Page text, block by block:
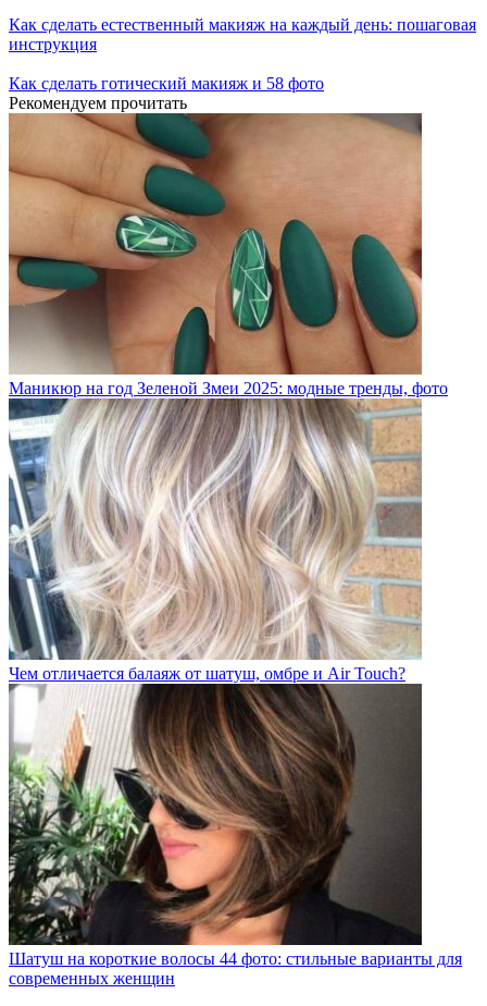
Как сделать естественный макияж на каждый день: пошаговая
инструкция
Как сделать готический макияж и 58 фото
Рекомендуем прочитать
Маникюр на год Зеленой Змеи 2025: модные тренды, фото
Чем отличается балаяж от шатуш, омбре и Air Touch?
Шатуш на короткие волосы 44 фото: стильные варианты для
современных женщин